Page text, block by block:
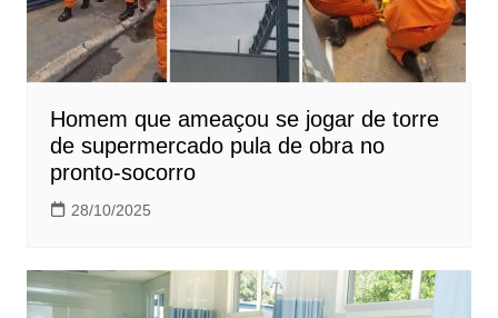
Homem que ameaçou se jogar de torre
de supermercado pula de obra no
pronto-socorro
28/10/2025